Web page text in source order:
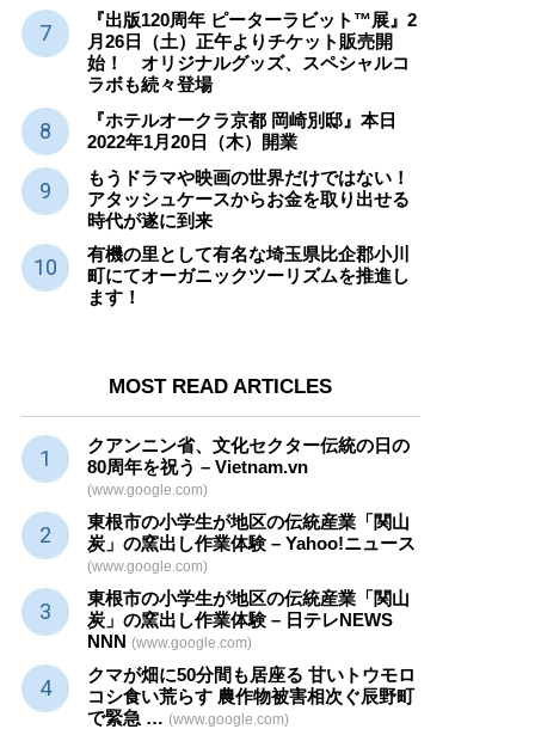
『出版120周年 ピーターラビット™展』2
月26日（土）正午よりチケット販売開
始！ オリジナルグッズ、スペシャルコ
ラボも続々登場
『ホテルオークラ京都 岡崎別邸』本日
2022年1月20日（木）開業
もうドラマや映画の世界だけではない！
アタッシュケースからお金を取り出せる
時代が遂に到来
有機の里として有名な埼玉県比企郡小川
町にてオーガニックツーリズムを推進し
ます！
MOST READ ARTICLES
クアンニン省、文化セクター伝統の日の
80周年を祝う – Vietnam.vn
(www.google.com)
東根市の小学生が地区の伝統産業 「関山
炭」の窯出し作業体験 – Yahoo!ニュース
(www.google.com)
東根市の小学生が地区の伝統産業 「関山
炭」の窯出し作業体験 – 日テレNEWS
NNN (www.google.com)
クマが畑に50分間も居座る 甘いトウモロ
コシ食い荒らす 農作物被害相次ぐ辰野町
で緊急 … (www.google.com)